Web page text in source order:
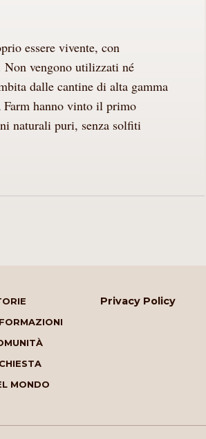
essere vivente, con
Non vengono utilizzati né
dalle cantine di alta gamma
Farm hanno vinto il primo
naturali puri, senza solfiti
MONDO
Privacy Policy